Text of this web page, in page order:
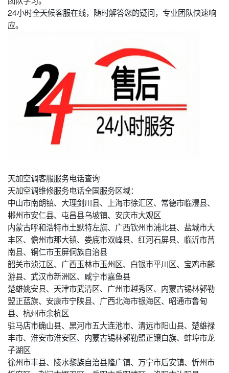
24小时全天候客服在线，随时解答您的疑问，专业团队快速响
应。
天加空调客服服务电话查询
天加空调维修服务电话全国服务区域：
中山市南朗镇、大理剑川县、上海市徐汇区、常德市临澧县、
郴州市安仁县、屯昌县乌坡镇、安庆市大观区
内蒙古呼和浩特市土默特左旗、广西钦州市浦北县、盐城市大
丰区、儋州市那大镇、娄底市双峰县、红河石屏县、临沂市莒
南县、铜仁市玉屏侗族自治县
韶关市浈江区、广西玉林市玉州区、白银市平川区、宝鸡市麟
游县、武汉市新洲区、咸宁市嘉鱼县
楚雄姚安县、天津市武清区、广州市越秀区、内蒙古锡林郭勒
盟正蓝旗、安康市宁陕县、广西北海市银海区、昭通市鲁甸
县、杭州市余杭区
驻马店市确山县、黑河市五大连池市、清远市阳山县、楚雄禄
丰市、淮安市淮安区、内蒙古锡林郭勒盟正镶白旗、蚌埠市龙
子湖区
徐州市丰县、陵水黎族自治县隆广镇、万宁市后安镇、忻州市